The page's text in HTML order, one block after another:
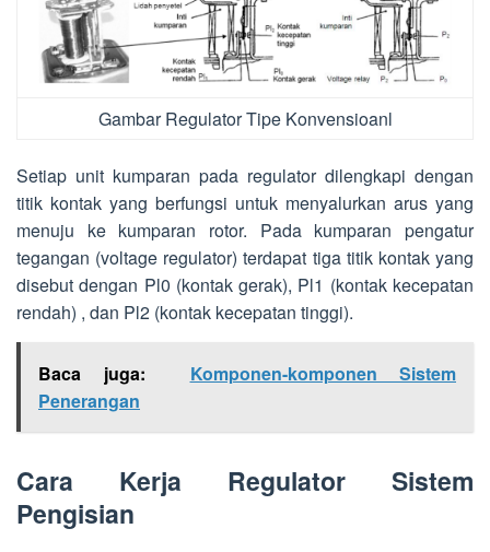
Gambar Regulator Tipe Konvensioanl
Setiap unit kumparan pada regulator dilengkapi dengan
titik kontak yang berfungsi untuk menyalurkan arus yang
menuju ke kumparan rotor. Pada kumparan pengatur
tegangan (voltage regulator) terdapat tiga titik kontak yang
disebut dengan Pl0 (kontak gerak), Pl1 (kontak kecepatan
rendah) , dan Pl2 (kontak kecepatan tinggi).
Baca juga:
Komponen-komponen Sistem
Penerangan
Cara Kerja Regulator Sistem
Pengisian